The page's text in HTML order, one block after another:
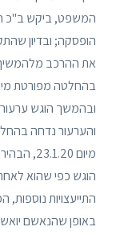
המשפט, ביקש ב"כ
את ההרכב
ובהמשך הוגש
מיום
הוגש כפי שהוא לאחר
התייעצויות
באופן שהנאשם